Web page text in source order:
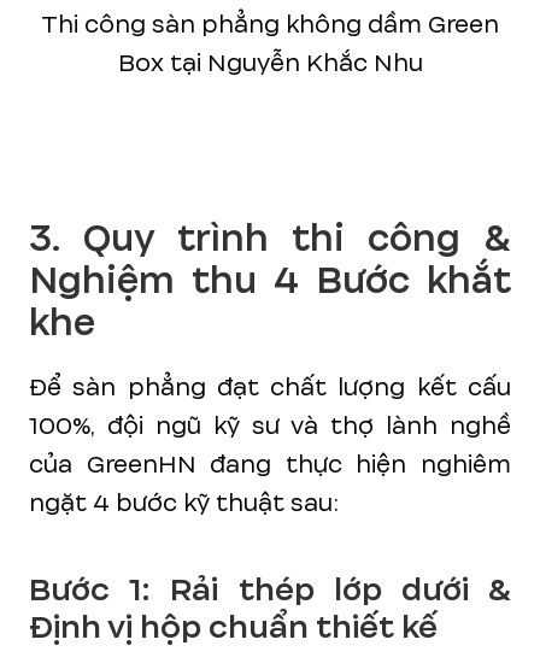
Thi công sàn phẳng không dầm Green
Box tại Nguyễn Khắc Nhu
3. Quy trình thi công &
Nghiệm thu 4 Bước khắt
khe
Để sàn phẳng đạt chất lượng kết cấu
100%, đội ngũ kỹ sư và thợ lành nghề
của GreenHN đang thực hiện nghiêm
ngặt 4 bước kỹ thuật sau:
Bước 1: Rải thép lớp dưới &
Định vị hộp chuẩn thiết kế